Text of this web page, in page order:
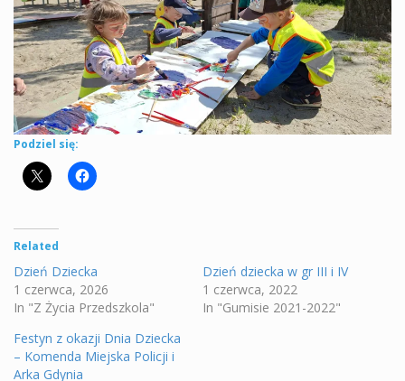
Podziel się:
Related
Dzień Dziecka
1 czerwca, 2026
In "Z Życia Przedszkola"
Dzień dziecka w gr III i IV
1 czerwca, 2022
In "Gumisie 2021-2022"
Festyn z okazji Dnia Dziecka
– Komenda Miejska Policji i
Arka Gdynia